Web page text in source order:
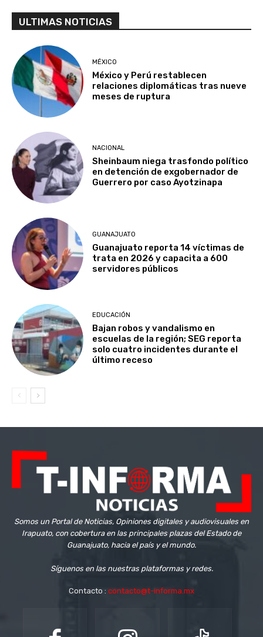
ULTIMAS NOTICIAS
MÉXICO
México y Perú restablecen
relaciones diplomáticas tras nueve
meses de ruptura
NACIONAL
Sheinbaum niega trasfondo político
en detención de exgobernador de
Guerrero por caso Ayotzinapa
GUANAJUATO
Guanajuato reporta 14 víctimas de
trata en 2026 y capacita a 600
servidores públicos
EDUCACIÓN
Bajan robos y vandalismo en
escuelas de la región; SEG reporta
solo cuatro incidentes durante el
último receso
Somos un Portal de Noticias, Opiniones digitales y audiovisuales en
Irapuato, con cobertura en las principales plazas del Estado de
Guanajuato, hacia el país y el mundo.
Síguenos en las nuestras plataformas y redes.
Contacto : contacto@t-informa.mx